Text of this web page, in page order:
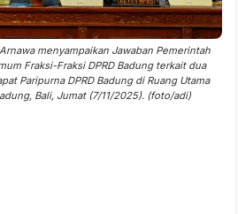
menyampaikan Jawaban Pemerintah
Fraksi-Fraksi DPRD Badung terkait dua
Paripurna DPRD Badung di Ruang Utama
Bali, Jumat (7/11/2025). (foto/adi)